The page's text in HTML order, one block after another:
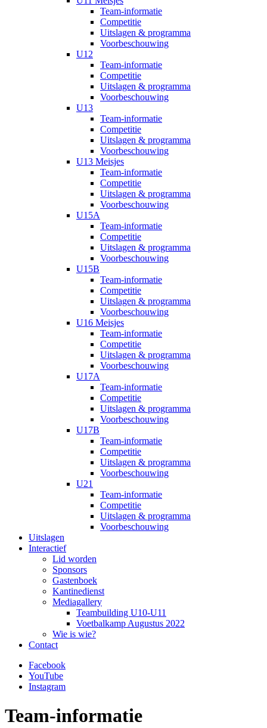
Team-informatie
Competitie
Uitslagen & programma
Voorbeschouwing
U12
Team-informatie
Competitie
Uitslagen & programma
Voorbeschouwing
U13
Team-informatie
Competitie
Uitslagen & programma
Voorbeschouwing
U13 Meisjes
Team-informatie
Competitie
Uitslagen & programma
Voorbeschouwing
U15A
Team-informatie
Competitie
Uitslagen & programma
Voorbeschouwing
U15B
Team-informatie
Competitie
Uitslagen & programma
Voorbeschouwing
U16 Meisjes
Team-informatie
Competitie
Uitslagen & programma
Voorbeschouwing
U17A
Team-informatie
Competitie
Uitslagen & programma
Voorbeschouwing
U17B
Team-informatie
Competitie
Uitslagen & programma
Voorbeschouwing
U21
Team-informatie
Competitie
Uitslagen & programma
Voorbeschouwing
Uitslagen
Interactief
Lid worden
Sponsors
Gastenboek
Kantinedienst
Mediagallery
Teambuilding U10-U11
Voetbalkamp Augustus 2022
Wie is wie?
Contact
Facebook
YouTube
Instagram
Team-informatie